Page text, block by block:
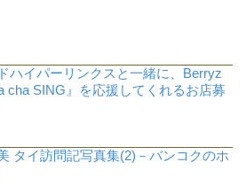
ハイパーリンクスと一緒に、Berryz
cha SING』を応援してくれるお店募
タイ訪問記写真集(2)－バンコクのホ